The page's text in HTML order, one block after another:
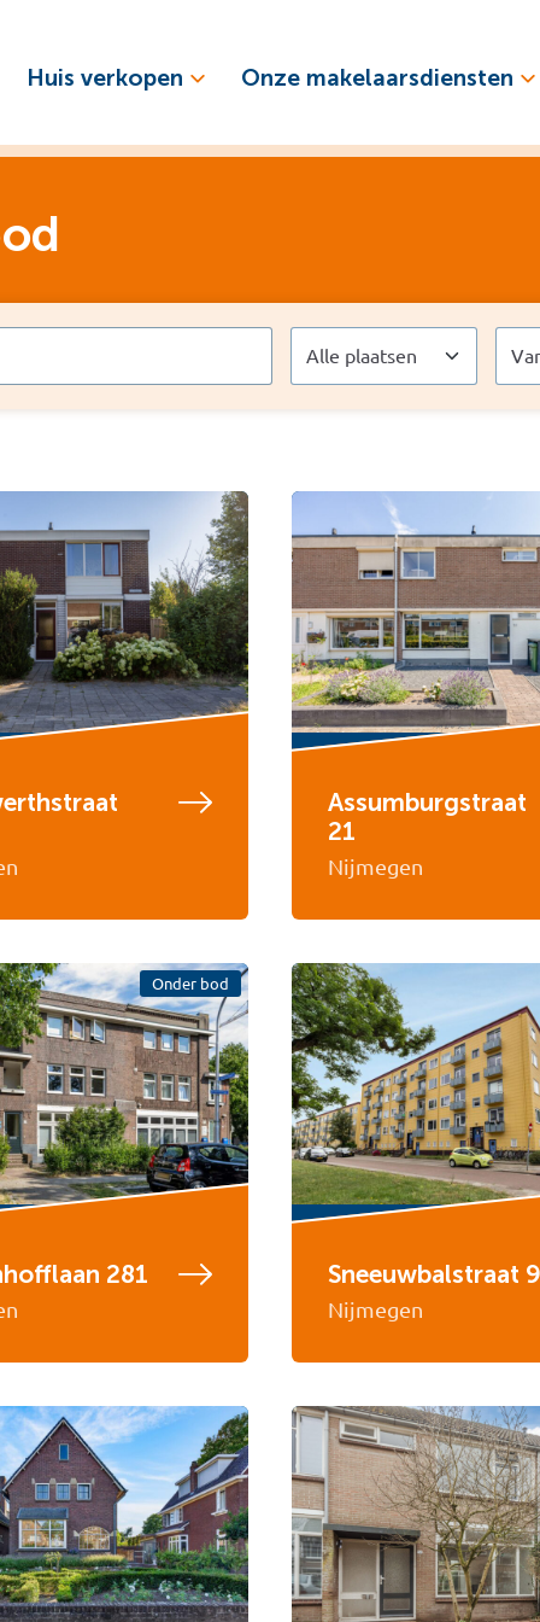
Huis verkopen Onze makelaarsdiensten
Assumburgstraat
21
Nijmegen
Onder bod
281 Sneeuwbalstraat
Nijmegen